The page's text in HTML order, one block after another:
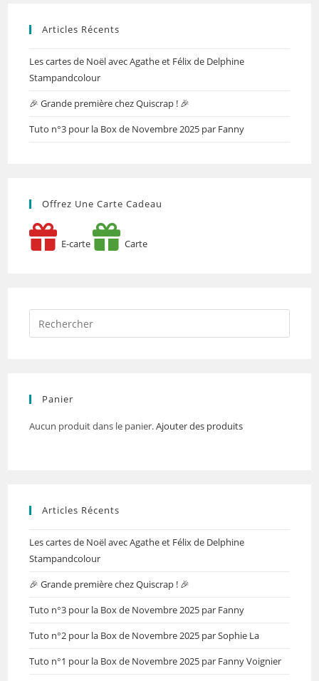
Articles Récents
Les cartes de Noël avec Agathe et Félix de Delphine
Stampandcolour
🎉 Grande première chez Quiscrap ! 🎉
Tuto n°3 pour la Box de Novembre 2025 par Fanny
Offrez Une Carte Cadeau
E-carte Carte
Panier
Aucun produit dans le panier.Ajouter des produits
Articles Récents
Les cartes de Noël avec Agathe et Félix de Delphine
Stampandcolour
🎉 Grande première chez Quiscrap ! 🎉
Tuto n°3 pour la Box de Novembre 2025 par Fanny
Tuto n°2 pour la Box de Novembre 2025 par Sophie La
Tuto n°1 pour la Box de Novembre 2025 par Fanny Voignier